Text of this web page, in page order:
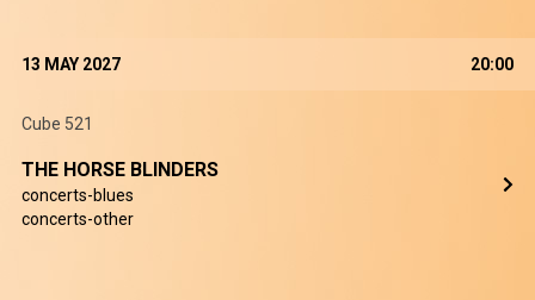
13 MAY 2027 20:00
Cube 521
THE HORSE BLINDERS
concerts-blues
concerts-other